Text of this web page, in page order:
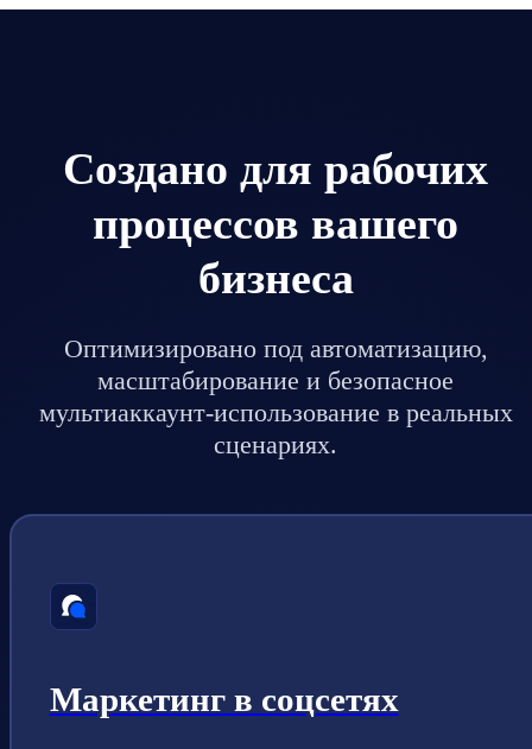
Создано для рабочих
процессов вашего
бизнеса
Оптимизировано под автоматизацию,
масштабирование и безопасное
мультиаккаунт-использование в реальных
сценариях.
Маркетинг в соцсетях